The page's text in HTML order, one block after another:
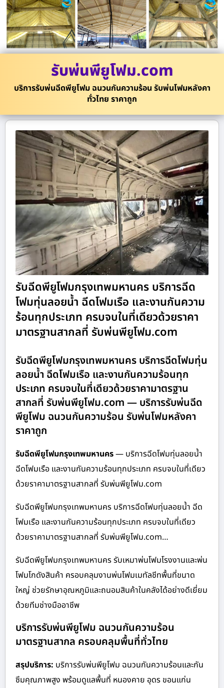
รับพ่นพียูโฟม.com
บริการรับพ่นฉีดพียูโฟม ฉนวนกันความร้อน รับพ่นโฟมหลังคา
ทั่วไทย ราคาถูก
รับฉีดพียูโฟมกรุงเทพมหานคร บริการฉีด
โฟมทุ่นลอยน้ำ ฉีดโฟมเรือ และงานกันความ
ร้อนทุกประเภท ครบจบในที่เดียวด้วยราคา
มาตรฐานสากลที่ รับพ่นพียูโฟม.com
รับฉีดพียูโฟมกรุงเทพมหานคร บริการฉีดโฟมทุ่น
ลอยน้ำ ฉีดโฟมเรือ และงานกันความร้อนทุก
ประเภท ครบจบในที่เดียวด้วยราคามาตรฐาน
สากลที่ รับพ่นพียูโฟม.com — บริการรับพ่นฉีด
พียูโฟม ฉนวนกันความร้อน รับพ่นโฟมหลังคา
ราคาถูก
รับฉีดพียูโฟมกรุงเทพมหานคร— บริการฉีดโฟมทุ่นลอยน้ำ
ฉีดโฟมเรือ และงานกันความร้อนทุกประเภท ครบจบในที่เดียว
ด้วยราคามาตรฐานสากลที่ รับพ่นพียูโฟม.com
รับฉีดพียูโฟมกรุงเทพมหานคร บริการฉีดโฟมทุ่นลอยน้ำ ฉีด
โฟมเรือ และงานกันความร้อนทุกประเภท ครบจบในที่เดียว
ด้วยราคามาตรฐานสากลที่ รับพ่นพียูโฟม.com…
รับฉีดพียูโฟมกรุงเทพมหานคร รับเหมาพ่นโฟมโรงงานและพ่น
โฟมโกดังสินค้า ครอบคลุมงานพ่นโฟมเมทัลชีทพื้นที่ขนาด
ใหญ่ ช่วยรักษาอุณหภูมิและถนอมสินค้าในคลังได้อย่างดีเยี่ยม
ด้วยทีมช่างมืออาชีพ
บริการรับพ่นพียูโฟม ฉนวนกันความร้อน
มาตรฐานสากล ครอบคลุมพื้นที่ทั่วไทย
สรุปบริการ: บริการรับพ่นพียูโฟม ฉนวนกันความร้อนและกัน
ซึมคุณภาพสูง พร้อมดูแลพื้นที่ หนองคาย อุดร ขอนแก่น